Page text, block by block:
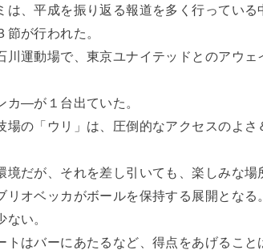
は、平成を振り返る報道を多く行ってい
が行われた。
川運動場で、東京ユナイテッドとのアウェ
カ―が１台出ていた。
場の「ウリ」は、圧倒的なアクセスのよさ
だが、それを差し引いても、楽しみな場
リオベッカがボールを保持する展開となる
い。
トはバーにあたるなど、得点をあげるこ